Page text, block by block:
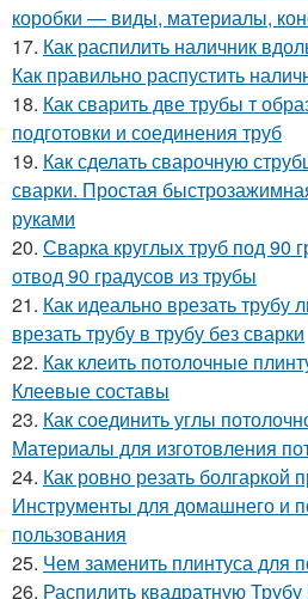
коробки — виды, материалы,
17. Как распилить наличник
Как правильно распустить
18. Как сварить две трубы т
подготовки и соединения труб
19. Как сделать сварочную
сварки. Простая
руками
20. Сварка круглых труб под 90
отвод 90 градусов из трубы
21. Как идеально врезать трубу
врезать трубу в трубу без сварки
22. Как клеить потолочные
Клеевые составы
23. Как соединить углы
Материалы для изготовления
24. Как ровно резать болгаркой
Инструменты для домашнего и
пользования
25. Чем заменить плинтуса для
26. Распилить квадратную